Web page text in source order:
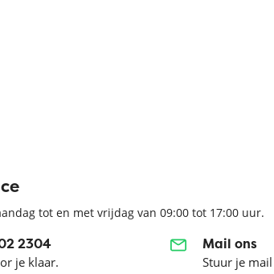
tot en met vrijdag van 09:00 tot 17:00 uur.
2304
je klaar.
Mail ons
Stuur je